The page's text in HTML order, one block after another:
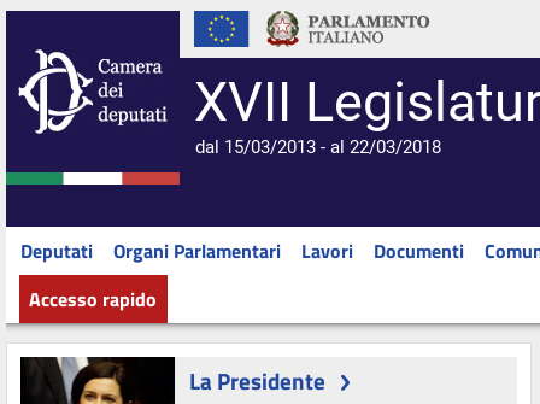
XVII
dal 15/03/2013 - al 22/03/2018
Deputati Organi Parlamentari Lavori Documenti
Accesso rapido
La Presidente